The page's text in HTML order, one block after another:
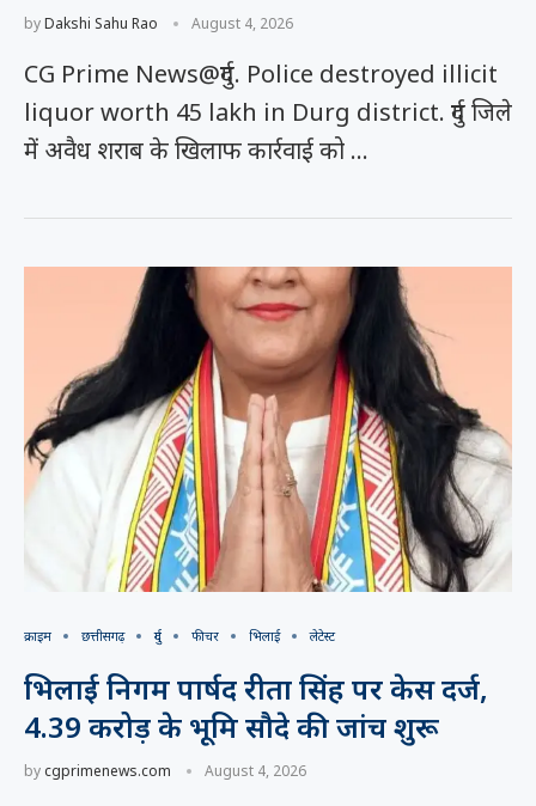
byDakshi Sahu Rao August 4, 2026
CG Prime News@दुर्ग. Police destroyed illicit
liquor worth 45 lakh in Durg district. दुर्ग जिले
में अवैध शराब के खिलाफ कार्रवाई को …
क्राइम छत्तीसगढ़ दुर्ग फीचर भिलाई लेटेस्ट
भिलाई निगम पार्षद रीता सिंह पर केस दर्ज,
4.39 करोड़ के भूमि सौदे की जांच शुरू
bycgprimenews.com August 4, 2026